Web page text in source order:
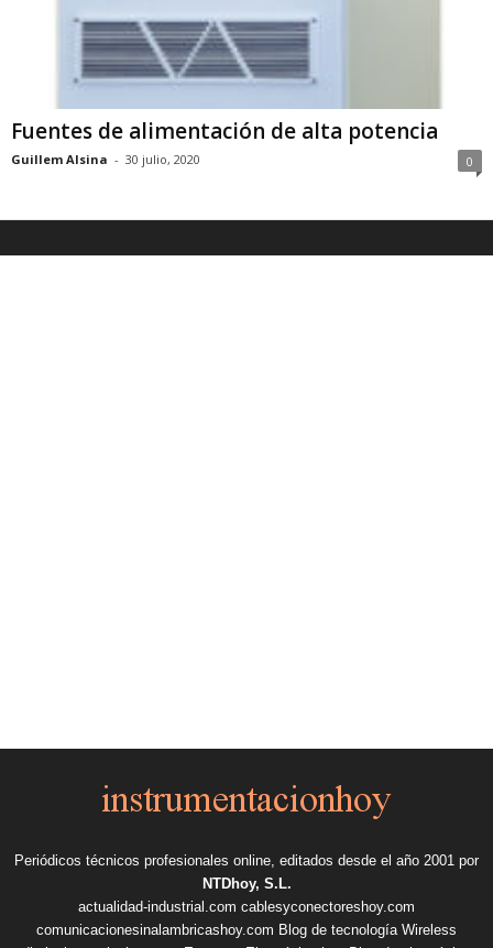
Fuentes de alimentación de alta potencia
Guillem Alsina - 30 julio, 2020 0
Periódicos técnicos profesionales online, editados desde el año 2001 por
NTDhoy, S.L.
actualidad-industrial.com cablesyconectoreshoy.com
comunicacionesinalambricashoy.com Blog de tecnología Wireless